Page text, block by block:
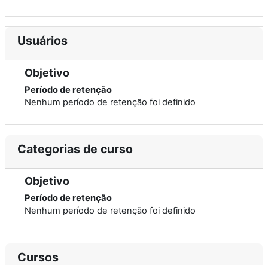
Usuários
Objetivo
Período de retenção
Nenhum período de retenção foi definido
Categorias de curso
Objetivo
Período de retenção
Nenhum período de retenção foi definido
Cursos